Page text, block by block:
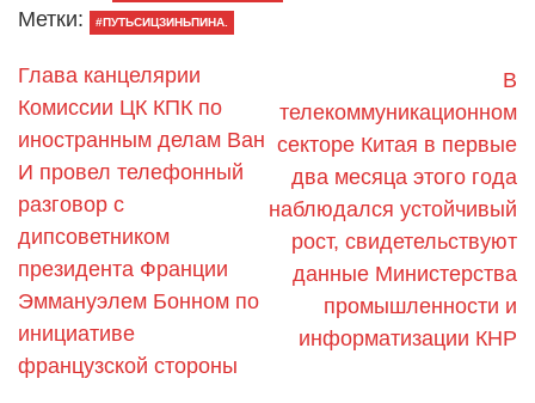
Метки: #ПУТЬСИЦЗИНЬПИНА.
Глава канцелярии
Комиссии ЦК КПК по
иностранным делам Ван
И провел телефонный
разговор с
дипсоветником
президента Франции
Эммануэлем Бонном по
инициативе
французской стороны
В
телекоммуникационном
секторе Китая в первые
два месяца этого года
наблюдался устойчивый
рост, свидетельствуют
данные Министерства
промышленности и
информатизации КНР